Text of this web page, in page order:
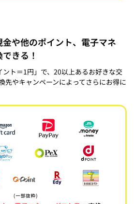
や他のポイント、電子マネ
きる！
ト＝1円」で、20以上あるお好きな交
先やキャンペーンによってさらにお得に